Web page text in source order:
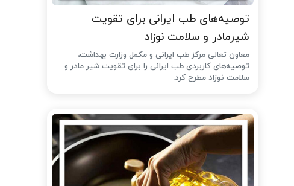
توصیه‌های طب ایرانی برای تقویت
شیرمادر و سلامت نوزاد
معاون تعالی مرکز طب ایرانی و مکمل وزارت بهداشت،
توصیه‌های کاربردی طب ایرانی را برای تقویت شیر مادر و
سلامت نوزاد مطرح کرد.